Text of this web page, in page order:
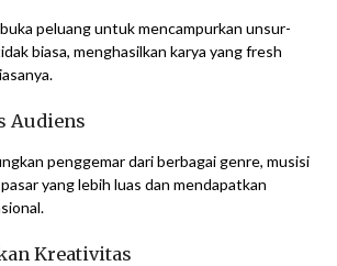
peluang untuk mencampurkan unsur-
biasa, menghasilkan karya yang fresh
Audiens
penggemar dari berbagai genre, musisi
yang lebih luas dan mendapatkan
Kreativitas